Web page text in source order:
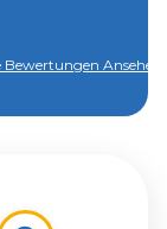
Bewertungen Ansehen